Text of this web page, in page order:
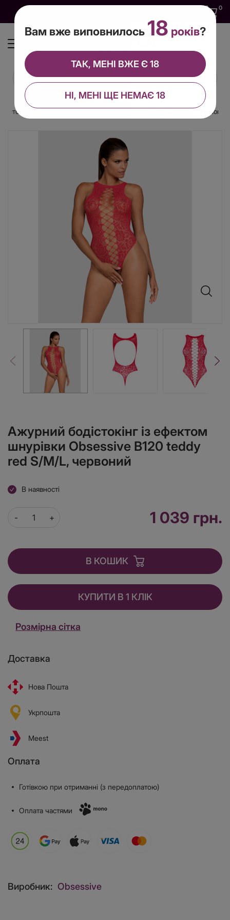
0
із ефектом шнурівки Obsessive B120 teddy red S/M/L, червоний
Ажурний бодістокінг із ефектом
шнурівки Obsessive B120 teddy
red S/M/L, червоний
В наявності
1 039 грн.
В КОШИК
КУПИТИ В 1 КЛІК
Розмірна сітка
Доставка
Нова Пошта
Укрпошта
Meest
Оплата
Готівкою при отриманні (з передоплатою)
Оплата частями
Виробник: Obsessive
Вам вже виповнилось 18 років?
НІ, МЕНІ ЩЕ НЕМАЄ 18
ТАК, МЕНІ ВЖЕ Є 18